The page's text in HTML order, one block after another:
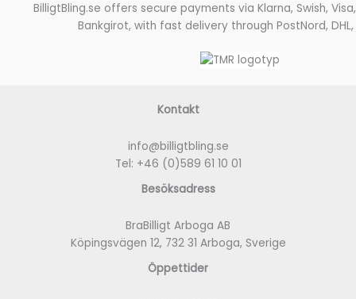
BilligtBling.se offers secure payments via Klarna, Swish,
Bankgirot, with fast delivery through PostNord, DHL,
Kontakt
info@billigtbling.se
Tel: +46 (0)589 61 10 01
Besöksadress
BraBilligt Arboga AB
Köpingsvägen 12, 732 31 Arboga, Sverige
Öppettider